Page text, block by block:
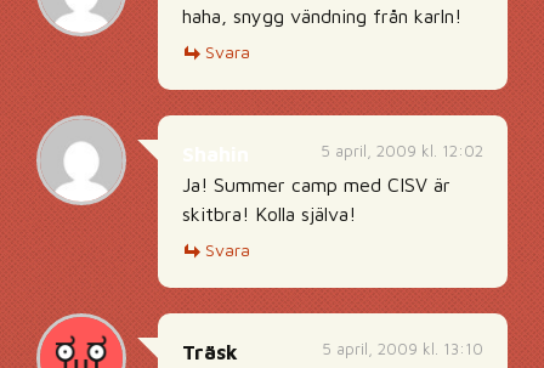
haha, snygg vändning från karln!
Svara
5 april, 2009 kl. 12:02
Ja! Summer camp med CISV är
skitbra! Kolla själva!
Svara
5 april, 2009 kl. 13:10
Träsk